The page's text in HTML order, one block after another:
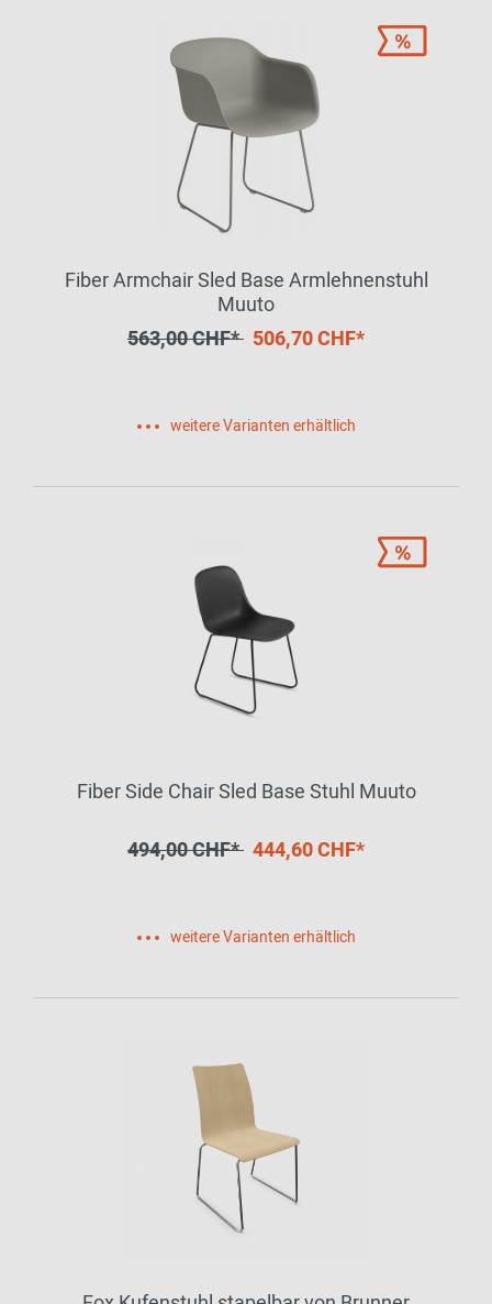
Fiber Armchair Sled Base Armlehnenstuhl
Muuto
563,00 CHF* 506,70 CHF*
weitere Varianten erhältlich
Fiber Side Chair Sled Base Stuhl Muuto
494,00 CHF* 444,60 CHF*
weitere Varianten erhältlich